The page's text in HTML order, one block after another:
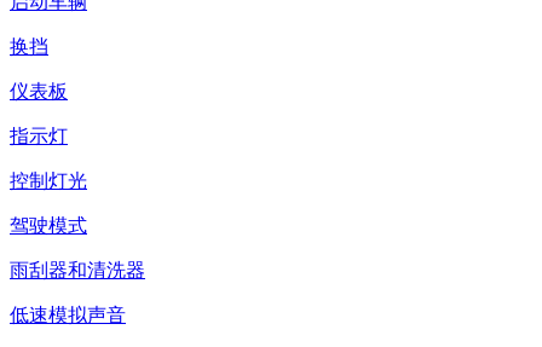
换挡
仪表板
指示灯
控制灯光
驾驶模式
雨刮器和清洗器
低速模拟声音